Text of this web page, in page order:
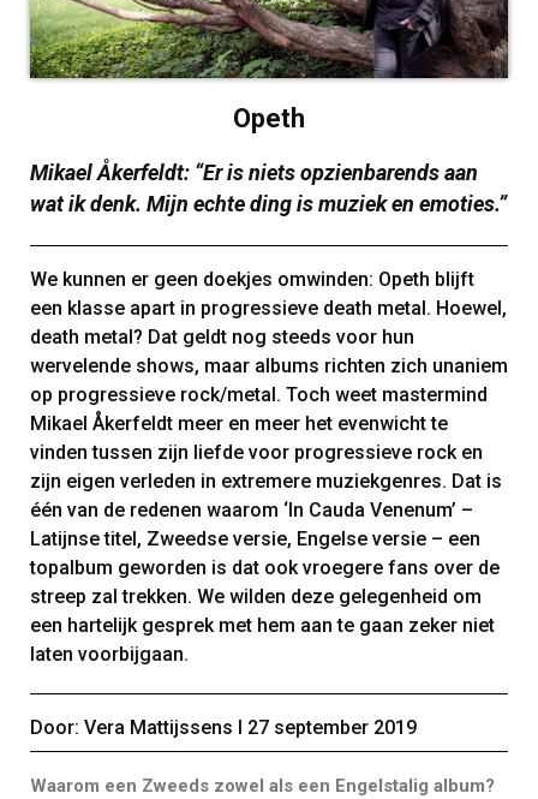
Opeth
Mikael Åkerfeldt: “Er is niets opzienbarends aan
wat ik denk. Mijn echte ding is muziek en emoties.”
We kunnen er geen doekjes omwinden: Opeth blijft
een klasse apart in progressieve death metal. Hoewel,
death metal? Dat geldt nog steeds voor hun
wervelende shows, maar albums richten zich unaniem
op progressieve rock/metal. Toch weet mastermind
Mikael Åkerfeldt meer en meer het evenwicht te
vinden tussen zijn liefde voor progressieve rock en
zijn eigen verleden in extremere muziekgenres. Dat is
één van de redenen waarom ‘In Cauda Venenum’ –
Latijnse titel, Zweedse versie, Engelse versie – een
topalbum geworden is dat ook vroegere fans over de
streep zal trekken. We wilden deze gelegenheid om
een hartelijk gesprek met hem aan te gaan zeker niet
laten voorbijgaan.
Door: Vera Mattijssens Ι 27 september 2019
Waarom een Zweeds zowel als een Engelstalig album?